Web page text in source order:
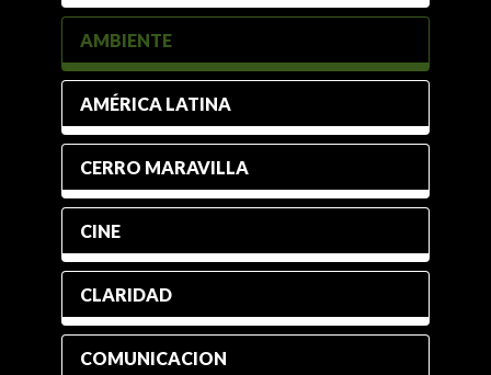
AMBIENTE
AMÉRICA LATINA
CERRO MARAVILLA
CINE
CLARIDAD
COMUNICACION